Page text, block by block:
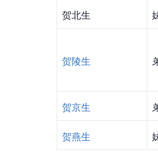
贺北生
贺陵生
贺京生
贺燕生